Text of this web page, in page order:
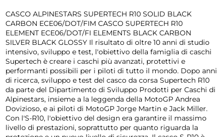
CASCO ALPINESTARS SUPERTECH R10 SOLID BLACK
CARBON ECE06/DOT/FIM CASCO SUPERTECH R10
ELEMENT ECE06/DOT/FI ELEMENTS BLACK CARBON
SILVER BLACK GLOSSY Il risultato di oltre 10 anni di studio
intensivo, sviluppo e test, l'obiettivo della famiglia di caschi
Supertech è creare i caschi più avanzati, protettivi e
performanti possibili per i piloti di tutto il mondo. Dopo anni
di ricerca, sviluppo e test del casco da corsa Supertech R10
da parte del Dipartimento di Sviluppo Prodotti per Caschi di
Alpinestars, insieme a la leggenda della MotoGP Andrea
Dovizioso, e ai piloti di MotoGP Jorge Martin e Jack Miller.
Con l'S-R10, l'obiettivo del design era garantire il massimo
livello di prestazioni, soprattutto per quanto riguarda la